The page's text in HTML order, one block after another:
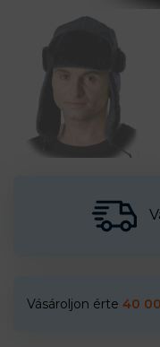
Vásároljon érte 40